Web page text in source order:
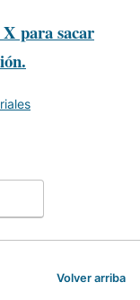
para sacar
Volver arriba